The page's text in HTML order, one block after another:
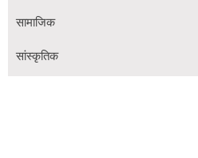
सामाजिक
सांस्कृतिक